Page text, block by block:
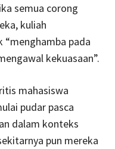
se­­mua corong
kuliah
pada
ke­kua­saan”.
ma­hasiswa
pudar pasca
dalam konteks
pun me­reka